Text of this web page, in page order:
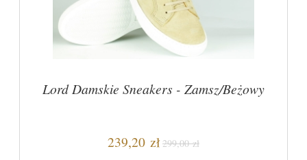
Lord Damskie Sneakers - Zamsz/Beżowy
239,20 zł 299,00 zł